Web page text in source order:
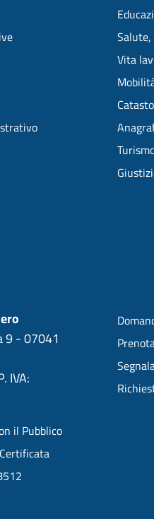
Salute,
Vita
9 - 07041
IVA:
il Pubblico